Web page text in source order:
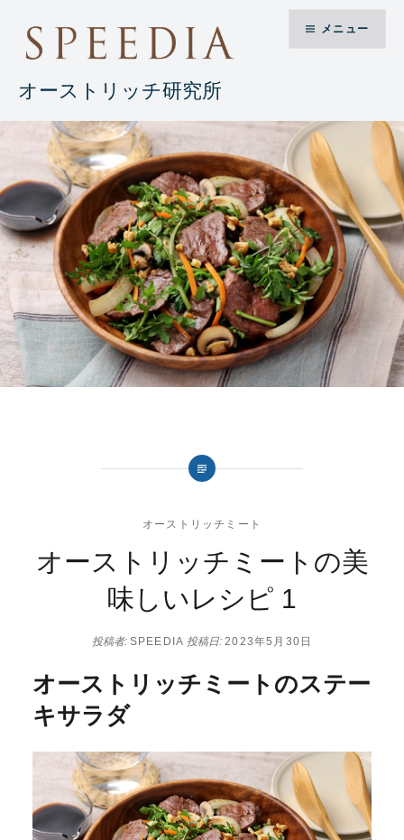
へ
ッ
プ
オーストリッチ研究所
メニュー
オーストリッチミート
オーストリッチミートの美
味しいレシピ 1
投稿者: SPEEDIA 投稿日: 2023年5月30日
オーストリッチミートのステー
キサラダ